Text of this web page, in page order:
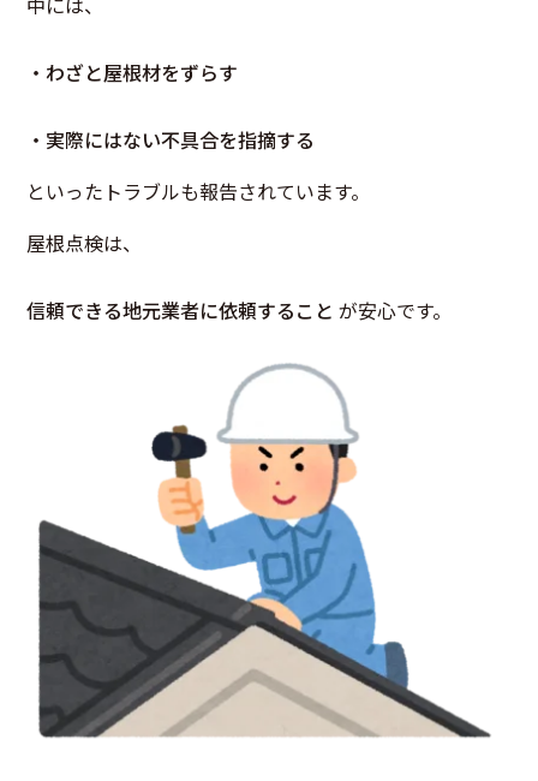
・わざと屋根材をずらす
・実際にはない不具合を指摘する
といったトラブルも報告されています。
屋根点検は、
信頼できる地元業者に依頼すること が安心です。